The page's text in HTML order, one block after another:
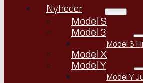
Nyheder
Model S
Model 3
Model 3
Model X
Model Y
Model Y